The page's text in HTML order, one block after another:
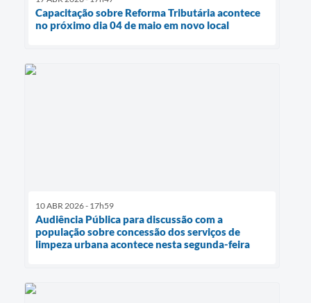
Capacitação sobre Reforma Tributária acontece
no próximo dia 04 de maio em novo local
10 ABR 2026 - 17h59
Audiência Pública para discussão com a
população sobre concessão dos serviços de
limpeza urbana acontece nesta segunda-feira